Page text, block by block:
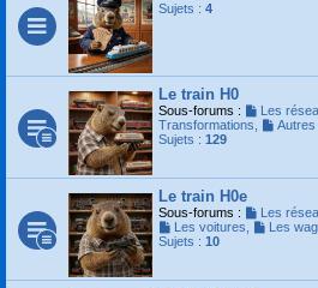
Sujets : 4
Le train H0
Sous-forums : Les
Transformations
Autres
Sujets : 129
Le train H0e
Sous-forums : Les
Les voitures
Les
Sujets : 10